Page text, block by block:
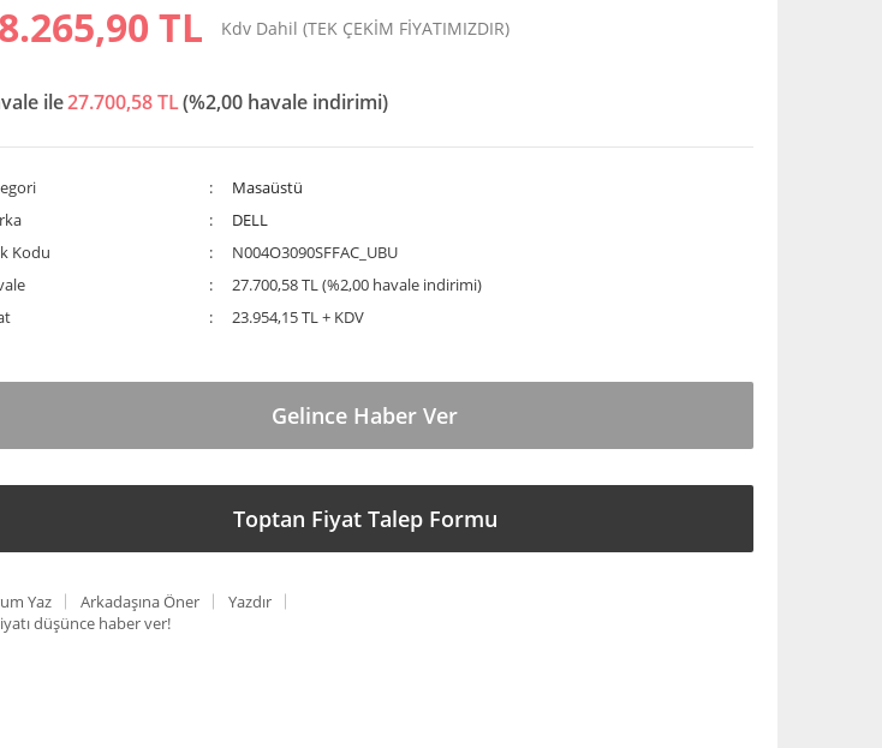
TL Kdv Dahil (TEK ÇEKİM FİYATIMIZDIR)
ile27.700,58 TL(%2,00 havale indirimi)
Masaüstü
DELL
Kodu
N004O3090SFFAC_UBU
27.700,58 TL (%2,00 havale indirimi)
23.954,15 TL + KDV
Gelince Haber Ver
Toptan Fiyat Talep Formu
Yaz Arkadaşına Öner
Yazdır
düşünce haber ver!